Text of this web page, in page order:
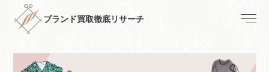
ブランド買取徹底リサーチ